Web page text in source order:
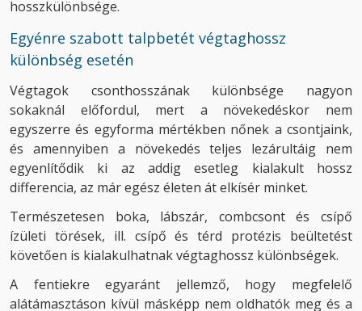
hosszkülönbsége.
Egyénre szabott talpbetét végtaghossz
különbség esetén
Végtagok csonthosszának különbsége nagyon
sokaknál előfordul, mert a növekedéskor nem
egyszerre és egyforma mértékben nőnek a csontjaink,
és amennyiben a növekedés teljes lezárultáig nem
egyenlítődik ki az addig esetleg kialakult hossz
differencia, az már egész életen át elkísér minket.
Természetesen boka, lábszár, combcsont és csípő
ízületi törések, ill. csípő és térd protézis beültetést
követően is kialakulhatnak végtaghossz különbségek.
A fentiekre egyaránt jellemző, hogy megfelelő
alátámasztáson kívül másképp nem oldhatók meg és a